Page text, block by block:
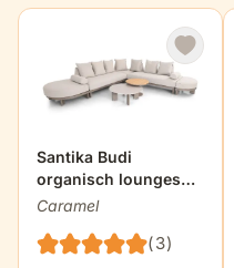
Santika Budi
organisch loungeset
7-delig
Caramel
(3)
De prijs is afhankelijk